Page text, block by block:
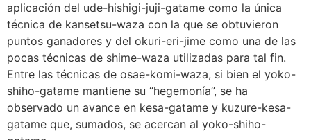
aplicación del ude-hishigi-juji-gatame como la única
técnica de kansetsu-waza con la que se obtuvieron
puntos ganadores y del okuri-eri-jime como una de las
pocas técnicas de shime-waza utilizadas para tal fin.
Entre las técnicas de osae-komi-waza, si bien el yoko-
shiho-gatame mantiene su “hegemonía”, se ha
observado un avance en kesa-gatame y kuzure-kesa-
gatame que, sumados, se acercan al yoko-shiho-